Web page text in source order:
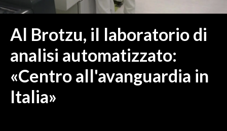
ITALIA
MONDO
POLITICA
ECONOMIA
Al Brotzu, il laboratorio di
analisi automatizzato:
«Centro all'avanguardia in
Italia»